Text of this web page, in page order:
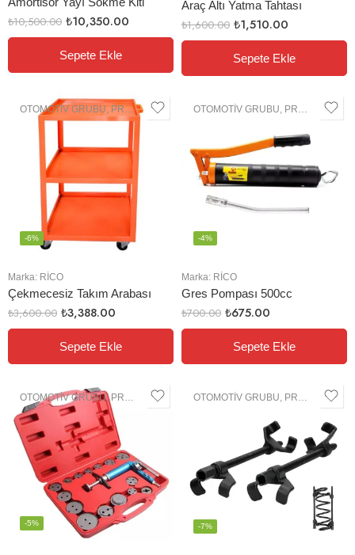
₺10,500.00 ₺10,350.00
Sepete Ekle
Araç Altı Yatma Tahtası
₺1,600.00 ₺1,510.00
Sepete Ekle
OTOMOTIV GRUBU,PROFESYONEL EL ALETLERI
Marka: RİCO
Çekmecesiz Takım Arabası
-6%
₺3,600.00 ₺3,388.00
Sepete Ekle
OTOMOTIV GRUBU PROFESYONEL EL ALETLERI
Marka: RİCO
Gres Pompası 500cc
-4%
₺700.00 ₺675.00
Sepete Ekle
OTOMOTIV GRUBU,PROFESYONEL EL ALETLERI
-5%
OTOMOTIV GRUBU PROFESYONEL EL ALETLERI
-7%